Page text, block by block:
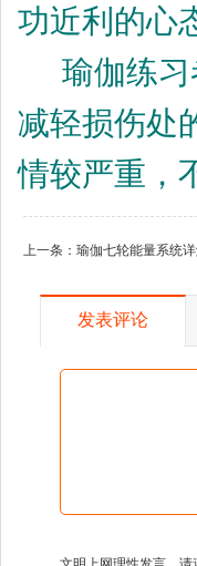
功近利的心
瑜伽练习
减轻损伤处
情较严重，
上一条： 瑜伽七轮能量系统
发表评论